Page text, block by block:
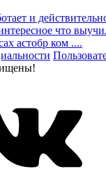
и
что
астобр ком ....